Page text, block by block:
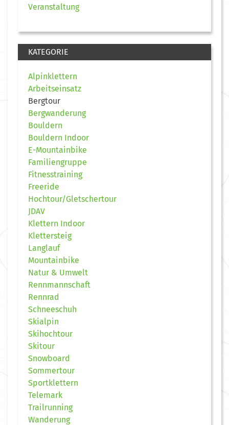
Veranstaltung
KATEGORIE
Alpinklettern
Arbeitseinsatz
Bergtour
Bergwanderung
Bouldern
Bouldern Indoor
E-Mountainbike
Familiengruppe
Fitnesstraining
Freeride
Hochtour/Gletschertour
JDAV
Klettern Indoor
Klettersteig
Langlauf
Mountainbike
Natur & Umwelt
Rennmannschaft
Rennrad
Schneeschuh
Skialpin
Skihochtour
Skitour
Snowboard
Sommertour
Sportklettern
Telemark
Trailrunning
Wanderung